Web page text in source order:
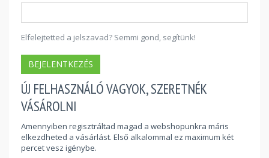
Elfelejtetted a jelszavad? Semmi gond, segítünk!
BEJELENTKEZÉS
ÚJ FELHASZNÁLÓ VAGYOK, SZERETNÉK
VÁSÁROLNI
Amennyiben regisztráltad magad a webshopunkra máris
elkezdheted a vásárlást. Első alkalommal ez maximum két
percet vesz igénybe.